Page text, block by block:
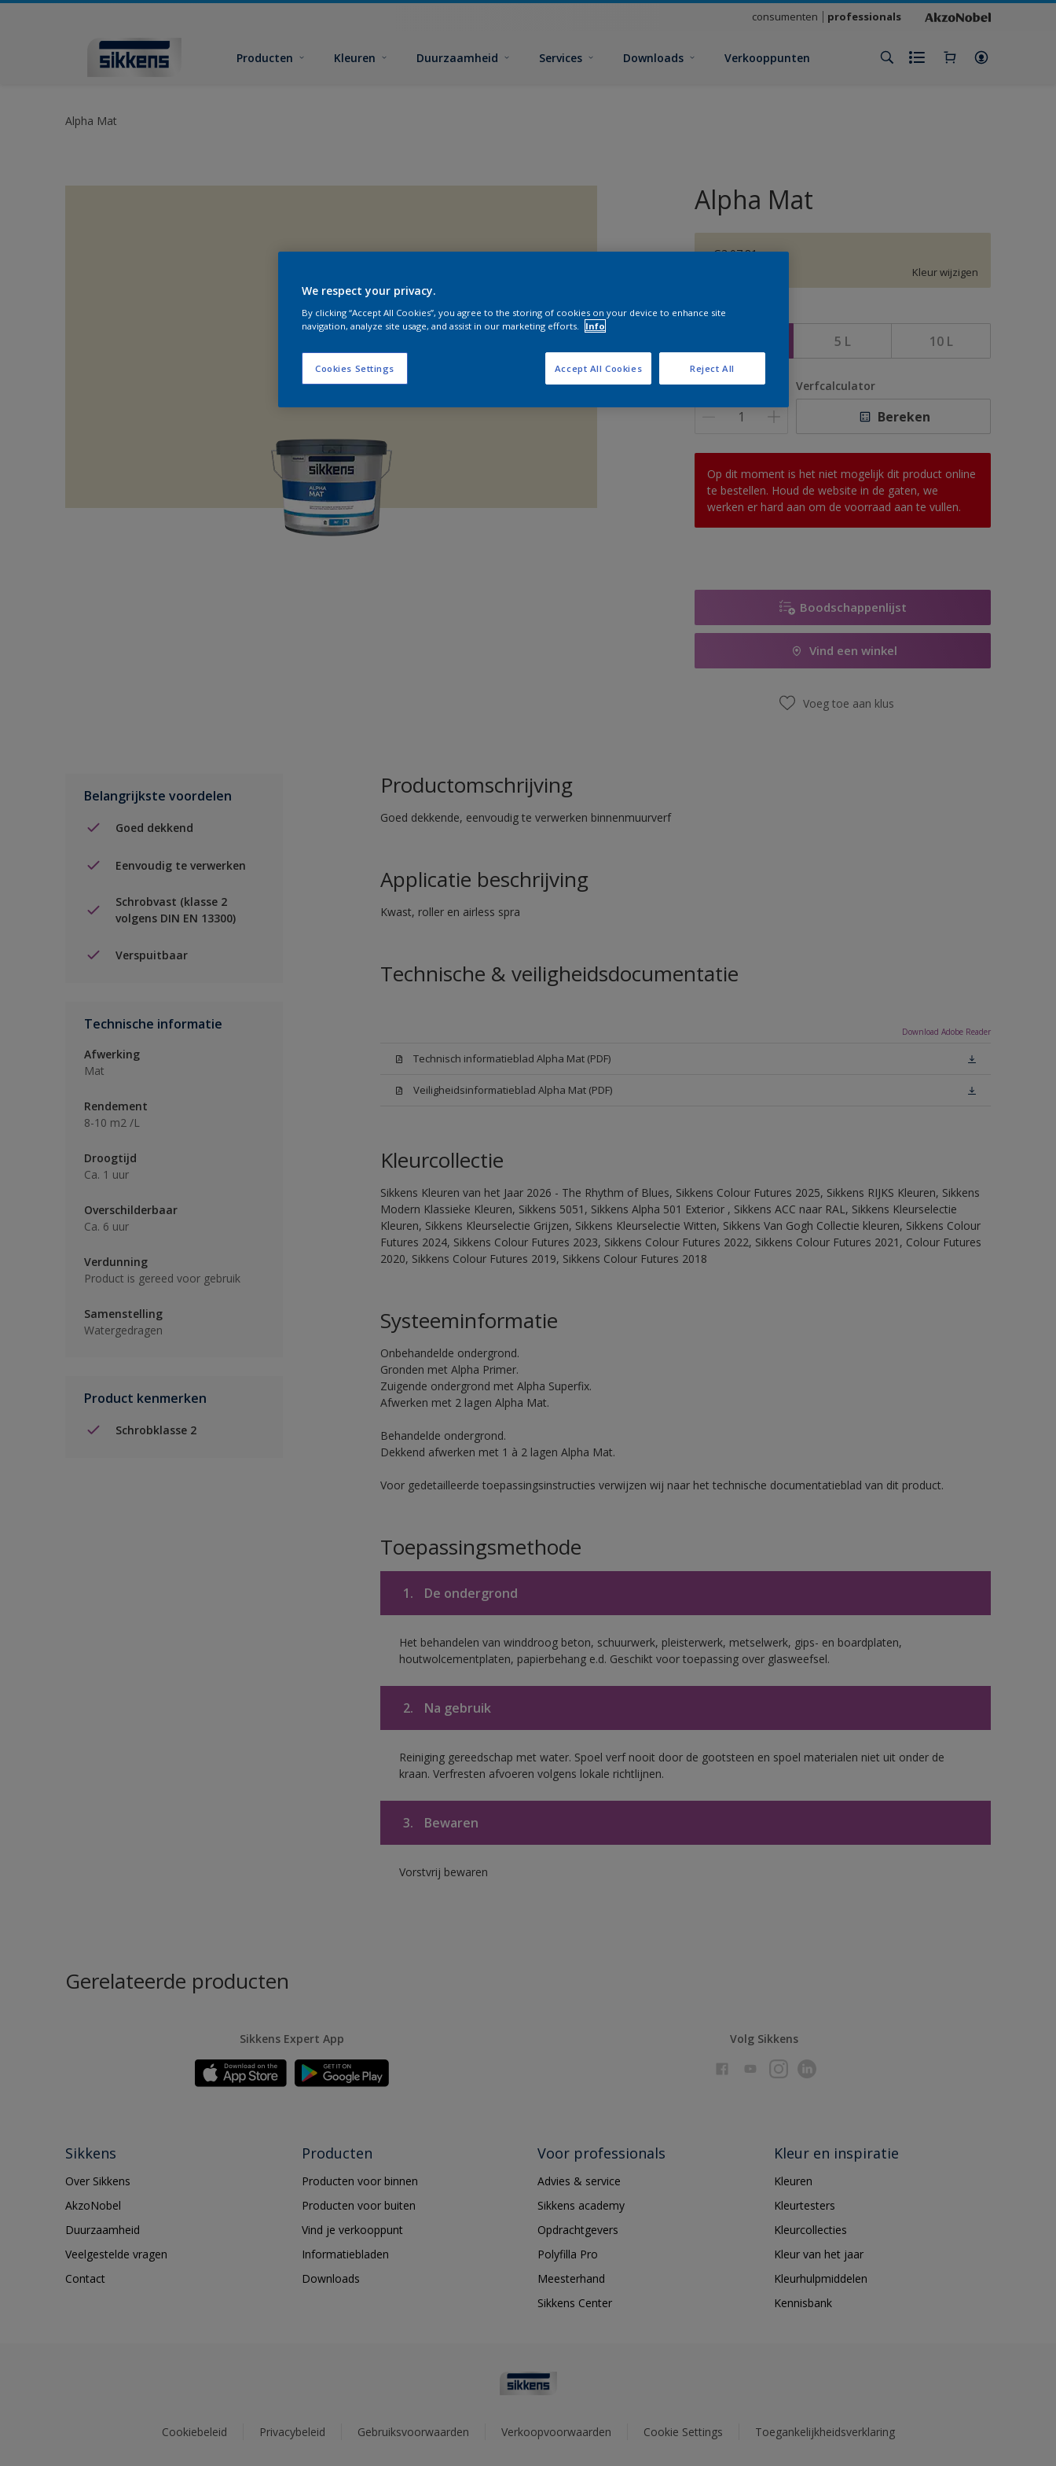
consumenten professionals
Producten Kleuren Duurzaamheid Services Downloads Verkooppunten
Alpha Mat
Alpha Mat
G3.07.81
Kleur wijzigen
Grootte
5 L 10 L
Aantal Verfcalculator
Bereken
Op dit moment is het niet mogelijk dit product online
te bestellen. Houd de website in de gaten, we
werken er hard aan om de voorraad aan te vullen.
Boodschappenlijst
Vind een winkel
Voeg toe aan klus
Belangrijkste voordelen
Goed dekkend
Eenvoudig te verwerken
Schrobvast (klasse 2
volgens DIN EN 13300)
Verspuitbaar
Technische informatie
Afwerking
Mat
Rendement
8-10 m2 /L
Droogtijd
Ca. 1 uur
Overschilderbaar
Ca. 6 uur
Verdunning
Product is gereed voor gebruik
Samenstelling
Watergedragen
Product kenmerken
Schrobklasse 2
Productomschrijving
Goed dekkende, eenvoudig te verwerken binnenmuurverf
Applicatie beschrijving
Kwast, roller en airless spra
Technische & veiligheidsdocumentatie
Download Adobe Reader
Technisch informatieblad Alpha Mat (PDF)
Veiligheidsinformatieblad Alpha Mat (PDF)
Kleurcollectie
Sikkens Kleuren van het Jaar 2026 - The Rhythm of Blues, Sikkens Colour Futures 2025, Sikkens RIJKS Kleuren, Sikkens
Modern Klassieke Kleuren, Sikkens 5051, Sikkens Alpha 501 Exterior , Sikkens ACC naar RAL, Sikkens Kleurselectie
Kleuren, Sikkens Kleurselectie Grijzen, Sikkens Kleurselectie Witten, Sikkens Van Gogh Collectie kleuren, Sikkens Colour
Futures 2024, Sikkens Colour Futures 2023, Sikkens Colour Futures 2022, Sikkens Colour Futures 2021, Colour Futures
2020, Sikkens Colour Futures 2019, Sikkens Colour Futures 2018
Systeeminformatie
Onbehandelde ondergrond.
Gronden met Alpha Primer.
Zuigende ondergrond met Alpha Superfix.
Afwerken met 2 lagen Alpha Mat.
Behandelde ondergrond.
Dekkend afwerken met 1 à 2 lagen Alpha Mat.
Voor gedetailleerde toepassingsinstructies verwijzen wij naar het technische documentatieblad van dit product.
Toepassingsmethode
1. De ondergrond
Het behandelen van winddroog beton, schuurwerk, pleisterwerk, metselwerk, gips- en boardplaten,
houtwolcementplaten, papierbehang e.d. Geschikt voor toepassing over glasweefsel.
2. Na gebruik
Reiniging gereedschap met water. Spoel verf nooit door de gootsteen en spoel materialen niet uit onder de
kraan. Verfresten afvoeren volgens lokale richtlijnen.
3. Bewaren
Vorstvrij bewaren
Gerelateerde producten
Sikkens Expert App Volg Sikkens
Sikkens
Over Sikkens
AkzoNobel
Duurzaamheid
Veelgestelde vragen
Contact
Producten
Producten voor binnen
Producten voor buiten
Vind je verkooppunt
Informatiebladen
Downloads
Voor professionals
Advies & service
Sikkens academy
Opdrachtgevers
Polyfilla Pro
Meesterhand
Sikkens Center
Kleur en inspiratie
Kleuren
Kleurtesters
Kleurcollecties
Kleur van het jaar
Kleurhulpmiddelen
Kennisbank
Cookiebeleid Privacybeleid Gebruiksvoorwaarden Verkoopvoorwaarden Cookie Settings Toegankelijkheidsverklaring
We respect your privacy.
By clicking “Accept All Cookies”, you agree to the storing of cookies on your device to enhance site
navigation, analyze site usage, and assist in our marketing efforts.
Info
Cookies Settings Reject All
Accept All Cookies